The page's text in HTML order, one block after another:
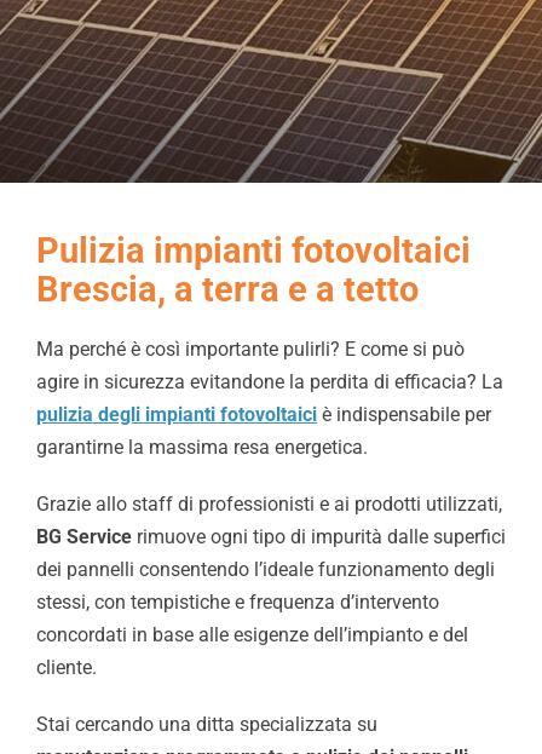
Chi Siamo
Video
Cerca
Pulizia impianti fotovoltaici
Brescia, a terra e a tetto
Ma perché è così importante pulirli? E come si può
agire in sicurezza evitandone la perdita di efficacia? La
pulizia degli impianti fotovoltaiciè indispensabile per
garantirne la massima resa energetica.
Grazie allo staff di professionisti e ai prodotti utilizzati,
BG Servicerimuove ogni tipo di impurità dalle superfici
dei pannelli consentendo l’ideale funzionamento degli
stessi, con tempistiche e frequenza d’intervento
concordati in base alle esigenze dell’impianto e del
cliente.
Stai cercando una ditta specializzata su